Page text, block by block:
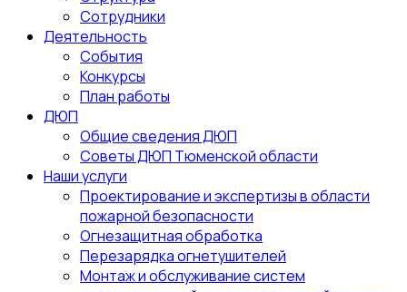
Сотрудники
Деятельность
События
Конкурсы
План работы
ДЮП
Общие сведения ДЮП
Советы ДЮП Тюменской области
Наши услуги
Проектирование и экспертизы в области
пожарной безопасности
Огнезащитная обработка
Перезарядка огнетушителей
Монтаж и обслуживание систем